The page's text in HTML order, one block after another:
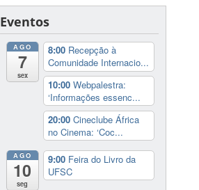
Eventos
AGO
7
sex
8:00 Recepção à
Comunidade Internacio...
10:00 Webpalestra:
‘Informações essenc...
20:00 Cineclube África
no Cinema: ‘Coc...
AGO
10
seg
9:00 Feira do Livro da
UFSC